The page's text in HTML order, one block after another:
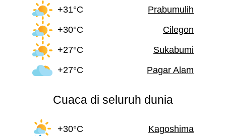
+31°C
Prabumulih
+30°C
Cilegon
+27°C
Sukabumi
+27°C
Pagar Alam
Cuaca di seluruh dunia
+30°C
Kagoshima